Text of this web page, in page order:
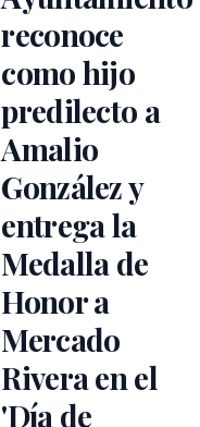
reconoce
como hijo
predilecto a
Amalio
González y
entrega la
Medalla de
Honor a
Mercado
Rivera en el
'Día de